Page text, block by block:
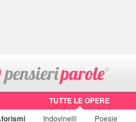
TUTTE LE OPERE
Indovinelli Poesie